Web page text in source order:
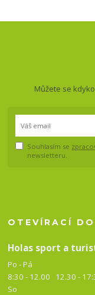
Můžete se
Souhlasím se
newsletteru.
OTEVÍRACÍ
Holas sport a
Po - Pá
8:30 - 12.00 12.30 -
So